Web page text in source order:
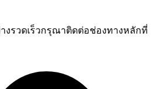
งรวดเร็วกรุณาติดต่อช่องทางหลักที่